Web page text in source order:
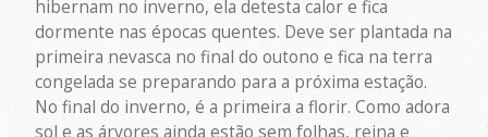
hibernam no inverno, ela detesta calor e fica
dormente nas épocas quentes. Deve ser plantada na
primeira nevasca no final do outono e fica na terra
congelada se preparando para a próxima estação.
No final do inverno, é a primeira a florir. Como adora